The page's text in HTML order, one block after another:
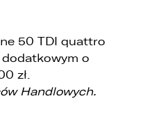
50 TDI quattro
o
zł.
Handlowych.